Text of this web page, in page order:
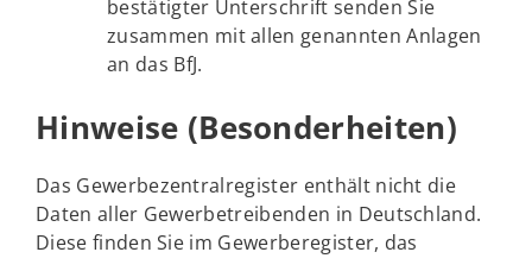
bestätigter Unterschrift senden Sie
zusammen mit allen genannten Anlagen
an das BfJ.
Hinweise (Besonderheiten)
Das Gewerbezentralregister enthält nicht die
Daten aller Gewerbetreibenden in Deutschland.
Diese finden Sie im Gewerberegister, das